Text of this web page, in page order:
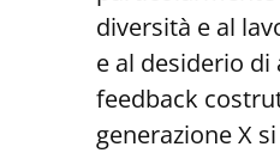
diversità e al
e al desiderio di
feedback
generazione X